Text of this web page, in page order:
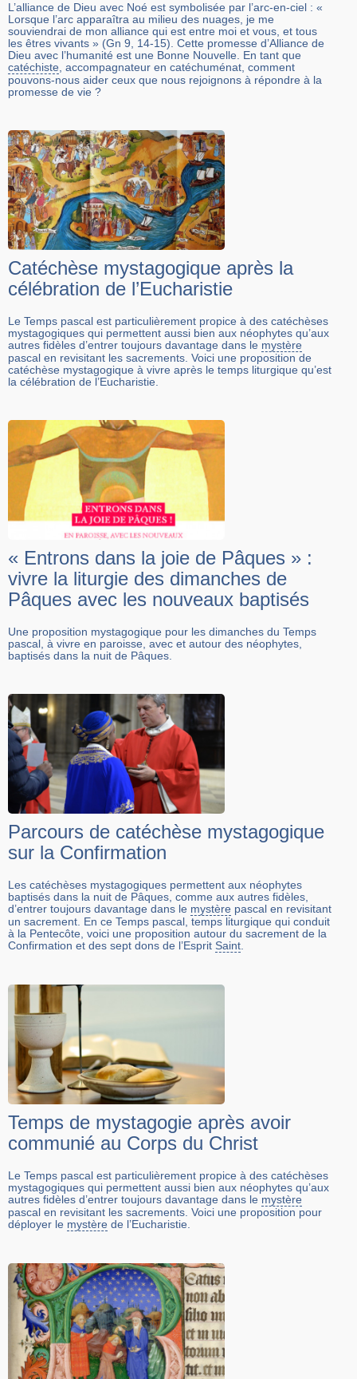
L’alliance de Dieu avec Noé est symbolisée par l’arc-en-ciel : «
Lorsque l’arc apparaîtra au milieu des nuages, je me
souviendrai de mon alliance qui est entre moi et vous, et tous
les êtres vivants » (Gn 9, 14-15). Cette promesse d’Alliance de
Dieu avec l’humanité est une Bonne Nouvelle. En tant que
catéchiste, accompagnateur en catéchuménat, comment
pouvons-nous aider ceux que nous rejoignons à répondre à la
promesse de vie ?
Catéchèse mystagogique après la
célébration de l’Eucharistie
Le Temps pascal est particulièrement propice à des catéchèses
mystagogiques qui permettent aussi bien aux néophytes qu’aux
autres fidèles d’entrer toujours davantage dans le mystère
pascal en revisitant les sacrements. Voici une proposition de
catéchèse mystagogique à vivre après le temps liturgique qu’est
la célébration de l’Eucharistie.
« Entrons dans la joie de Pâques » :
vivre la liturgie des dimanches de
Pâques avec les nouveaux baptisés
Une proposition mystagogique pour les dimanches du Temps
pascal, à vivre en paroisse, avec et autour des néophytes,
baptisés dans la nuit de Pâques.
Parcours de catéchèse mystagogique
sur la Confirmation
Les catéchèses mystagogiques permettent aux néophytes
baptisés dans la nuit de Pâques, comme aux autres fidèles,
d’entrer toujours davantage dans le mystère pascal en revisitant
un sacrement. En ce Temps pascal, temps liturgique qui conduit
à la Pentecôte, voici une proposition autour du sacrement de la
Confirmation et des sept dons de l’Esprit Saint.
Temps de mystagogie après avoir
communié au Corps du Christ
Le Temps pascal est particulièrement propice à des catéchèses
mystagogiques qui permettent aussi bien aux néophytes qu’aux
autres fidèles d’entrer toujours davantage dans le mystère
pascal en revisitant les sacrements. Voici une proposition pour
déployer le mystère de l’Eucharistie.